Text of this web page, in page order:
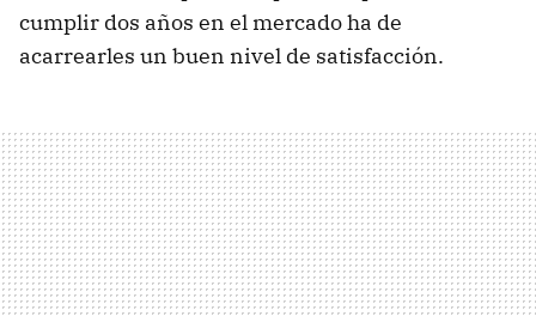
cumplir dos años en el mercado ha de
acarrearles un buen nivel de satisfacción.